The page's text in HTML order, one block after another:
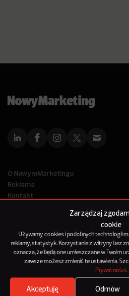
Zarządzaj
cookie
Używamy cookies i podobnych technologii
reklamy, statystyk. Korzystanie z witryny bez
oznacza, że będą one umieszczane w Twoim
zawsze możesz zmienić te ustawienia.
Prywatności.
Akceptuję Odmów
O NowymMarketingu
Reklama
Kontakt
© 2012-2025
NowyMarketing jest marką 143Media Sp.